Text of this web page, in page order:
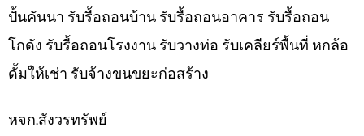
ปั้นคันนา รับรื้อถอนบ้าน รับรื้อถอนอาคาร รับรื้อถอน
โกดัง รับรื้อถอนโรงงาน รับวางท่อ รับเคลียร์พื้นที่ หกล้อ
ดั้มให้เช่า รับจ้างขนขยะก่อสร้าง
หจก.สังวรทรัพย์